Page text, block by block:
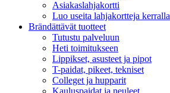
Asiakaslahjakortti
Luo useita lahjakortteja kerralla
Brändättävät tuotteet
Tutustu palveluun
Heti toimitukseen
Lippikset, asusteet ja pipot
T-paidat, pikeet, tekniset
Colleget ja hupparit